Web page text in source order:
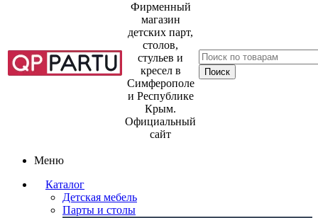
Фирменный
магазин
детских парт,
столов,
стульев и
кресел в
Симферополе
и Республике
Крым.
Официальный
сайт
Меню
Каталог
Детская мебель
Парты и столы